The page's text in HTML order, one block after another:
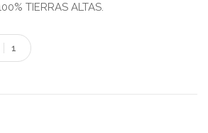
TIERRAS ALTAS.
1